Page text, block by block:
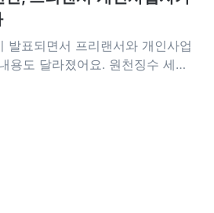
발표되면서 프리랜서와 개인사업
라졌어요. 원천징수 세율
담겼는데요. 이번 개편안에서 앞